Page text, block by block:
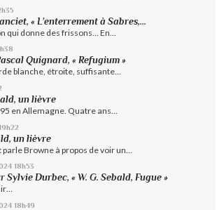
« L’enterrement à Sabres,...
donne des frissons... En...
Quignard, « Refugium »
blanche, étroite, suffisante...
un lièvre
en Allemagne. Quatre ans...
19h22
un lièvre
Browne à propos de voir un...
18h53
Sylvie Durbec, « W. G. Sebald, Fugue »
18h49